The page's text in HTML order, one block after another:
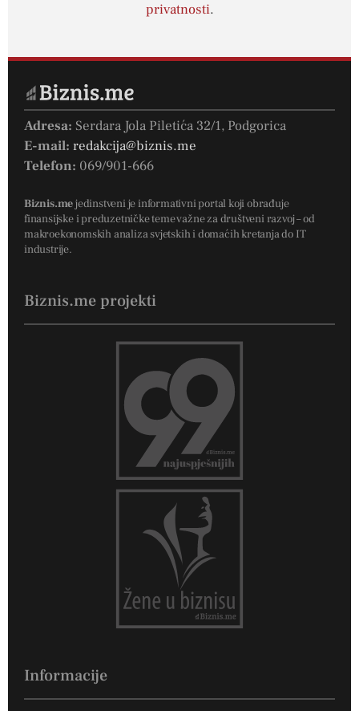
privatnosti.
Adresa: Serdara Jola Piletića 32/1, Podgorica
E-mail: redakcija@biznis.me
Telefon: 069/901-666
Biznis.mejedinstveni je informativni portal koji obrađuje
finansijske i preduzetničke teme važne za društveni razvoj – od
makroekonomskih analiza svjetskih i domaćih kretanja do IT
industrije.
Biznis.me projekti
Informacije